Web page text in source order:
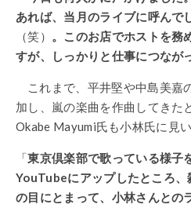
あれば、当月のライブに呼んで
（笑） 。このお店でホストを務
すが、しっかりと仕事につなが
これまで、平井堅や中島美嘉
加し、嵐の楽曲を作曲してきた
Okabe Mayumi氏も小林氏に見
「東京倶楽部で歌っている様子
YouTubeにアップしたところ、
の目にとまって、小林さんとの